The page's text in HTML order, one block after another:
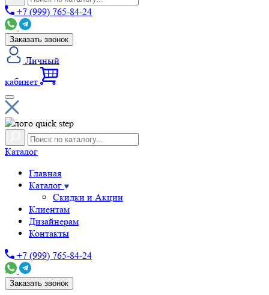
+7 (999) 765-84-24
Заказать звонок
Личный
кабинет
Каталог
Главная
Каталог
Скидки и Акции
Клиентам
Дизайнерам
Контакты
+7 (999) 765-84-24
Заказать звонок